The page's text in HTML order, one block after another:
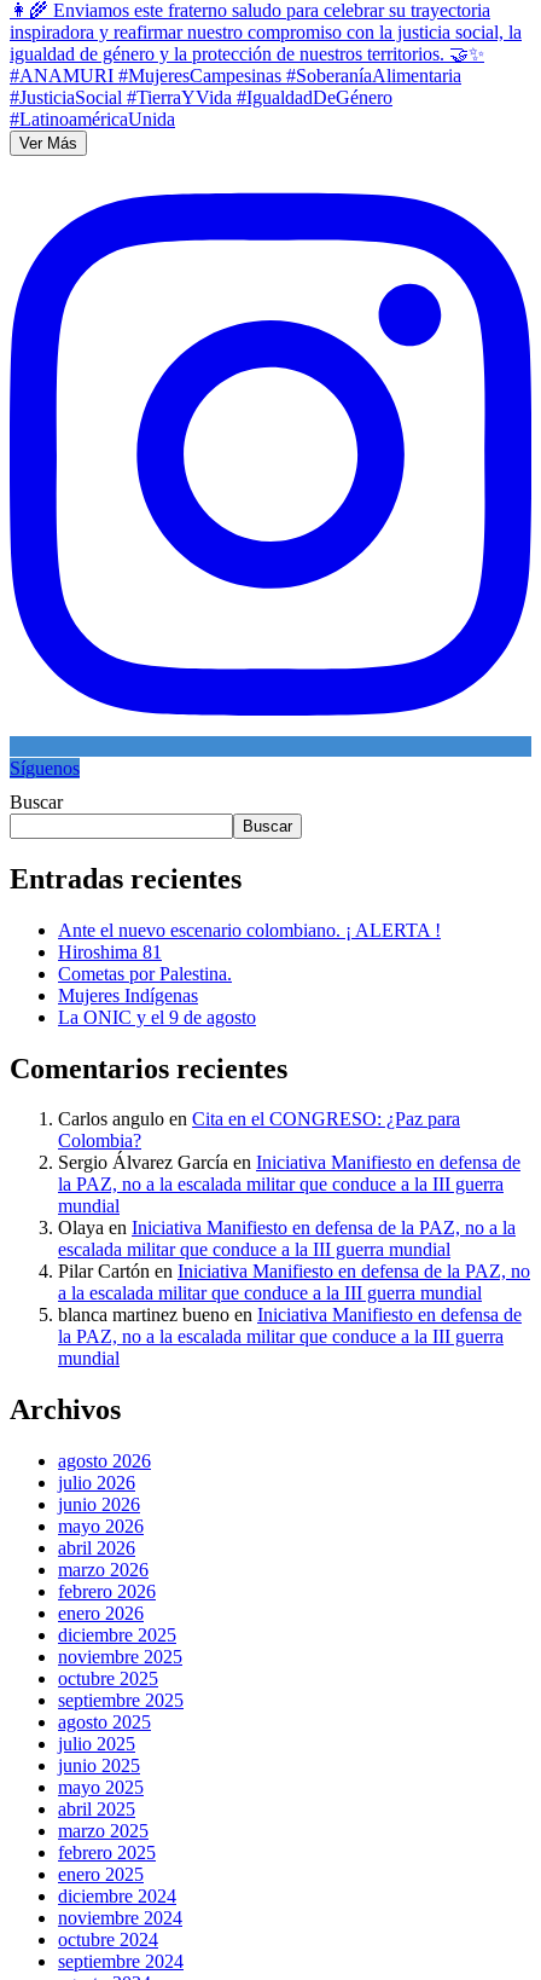
Ver Más
Síguenos
Buscar
Buscar
Entradas recientes
Ante el nuevo escenario colombiano. ¡ ALERTA !
Hiroshima 81
Cometas por Palestina.
Mujeres Indígenas
La ONIC y el 9 de agosto
Comentarios recientes
Carlos angulo en Cita en el CONGRESO: ¿Paz para
Colombia?
Sergio Álvarez García en Iniciativa Manifiesto en defensa de
la PAZ, no a la escalada militar que conduce a la III guerra
mundial
Olaya en Iniciativa Manifiesto en defensa de la PAZ, no a la
escalada militar que conduce a la III guerra mundial
Pilar Cartón en Iniciativa Manifiesto en defensa de la PAZ, no
a la escalada militar que conduce a la III guerra mundial
blanca martinez bueno en Iniciativa Manifiesto en defensa de
la PAZ, no a la escalada militar que conduce a la III guerra
mundial
Archivos
agosto 2026
julio 2026
junio 2026
mayo 2026
abril 2026
marzo 2026
febrero 2026
enero 2026
diciembre 2025
noviembre 2025
octubre 2025
septiembre 2025
agosto 2025
julio 2025
junio 2025
mayo 2025
abril 2025
marzo 2025
febrero 2025
enero 2025
diciembre 2024
noviembre 2024
octubre 2024
septiembre 2024